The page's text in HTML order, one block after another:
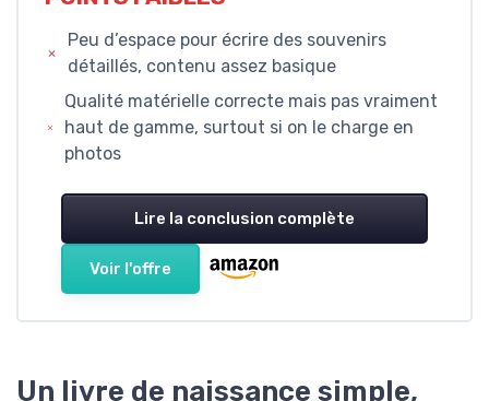
Peu d’espace pour écrire des souvenirs
détaillés, contenu assez basique
Qualité matérielle correcte mais pas vraiment
haut de gamme, surtout si on le charge en
photos
Lire la conclusion complète
Voir l'offre
Un livre de naissance simple,